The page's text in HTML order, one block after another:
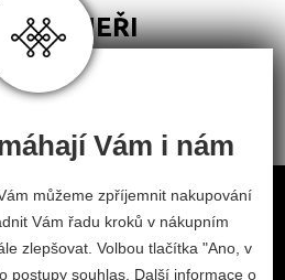
PARTNEŘI
podmínky
od smlouvy
cookies
Vám i nám
můžeme zpříjemnit nakupování
Vám řadu kroků v nákupním
zlepšovat. Volbou tlačítka "Ano, v
postupy souhlas. Další informace o